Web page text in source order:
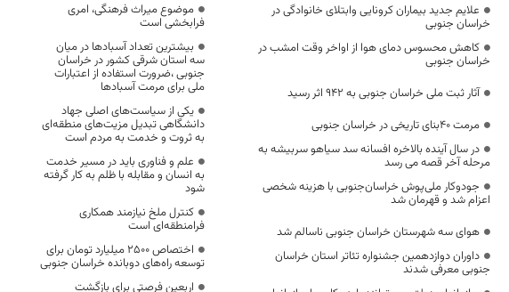
علایم جدید بیماران کرونایی وابتلای خانوادگی در
خراسان جنوبی
کاهش محسوس دمای هوا از اواخر وقت امشب در
خراسان جنوبی
آثار ثبت ملی خراسان جنوبی به ۹۴۲ اثر رسید
مرمت ۴۰بنای تاریخی در خراسان جنوبی
در سال آینده بالاخره افسانه سد سیاهو سربیشه به
مرحله آخر قصه می رسد
جودوکار ملی‌پوش خراسان‌جنوبی با هزینه شخصی
اعزام شد و قهرمان شد
هوای سه شهرستان خراسان جنوبی ناسالم شد
داوران دوازدهمین جشنواره تئاتر استان خراسان
جنوبی معرفی شدند
موضوع میراث فرهنگی، امری
فرابخشی است
بیشترین تعداد آسبادها در میان
سه استان شرقی کشور در خراسان
جنوبی ،ضرورت استفاده از اعتبارات
ملی برای مرمت آسبادها
یکی از سیاست‌های اصلی جهاد
دانشگاهی تبدیل مزیت‌های منطقه‌ای
به ثروت و خدمت به مردم است
علم و فناوری باید در مسیر خدمت
به انسان و مقابله با ظلم به کار گرفته
شود
کنترل ملخ نیازمند همکاری
فرامنطقه‌ای است
اختصاص 2500 میلیارد تومان برای
توسعه راه‌های دوبانده خراسان جنوبی
اربعین فرصتی برای بازگشت